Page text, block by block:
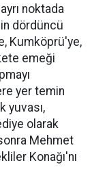
noktada
dördüncü
Kumköprü'ye,
emeği
yer temin
yuvası,
olarak
Mehmet
Konağı'nı